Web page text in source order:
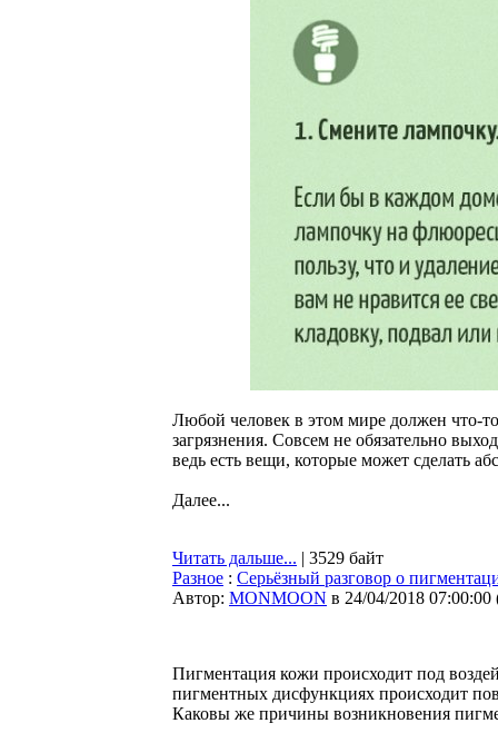
Любой человек в этом мире должен что-
загрязнения. Совсем не обязательно
ведь есть вещи, которые может сделать
Далее...
Читать дальше... | 3529 байт
Разное : Серьёзный разговор о
Автор: MONMOON в 24/04/2018 07:00:00
Пигментация кожи происходит под
пигментных дисфункциях происходит
Каковы же причины возникновения